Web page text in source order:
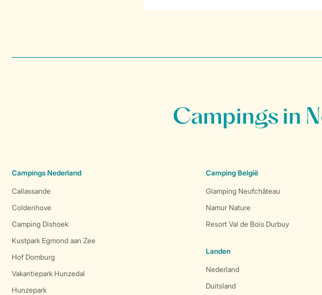
Campings in
Campings Nederland
Callassande
Coldenhove
Camping Dishoek
Kustpark Egmond aan Zee
Hof Domburg
Vakantiepark Hunzedal
Hunzepark
Camping België
Glamping Neufchâteau
Namur Nature
Resort Val de Bois Durbuy
Landen
Nederland
Duitsland